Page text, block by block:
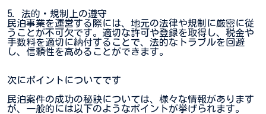
5. 法的・規制上の遵守
民泊事業を運営する際には、地元の法律や規制に厳密に従
うことが不可欠です。適切な許可や登録を取得し、税金や
手数料を適切に納付することで、法的なトラブルを回避
し、信頼性を高めることができます。
次にポイントについてです
民泊案件の成功の秘訣については、様々な情報があります
が、一般的には以下のようなポイントが挙げられます。